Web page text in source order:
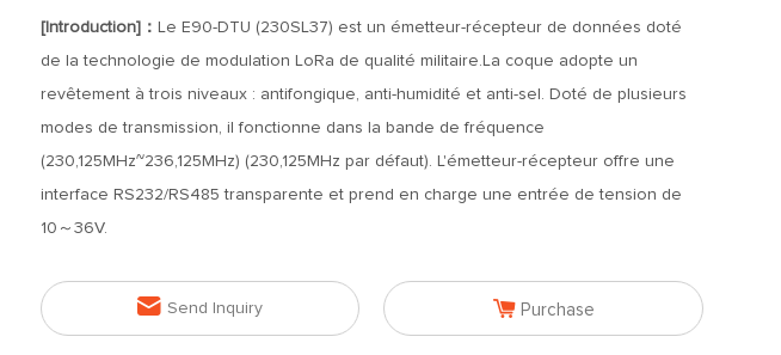
[Introduction]： Le E90-DTU (230SL37) est un émetteur-récepteur de données doté
de la technologie de modulation LoRa de qualité militaire.La coque adopte un
revêtement à trois niveaux : antifongique, anti-humidité et anti-sel. Doté de plusieurs
modes de transmission, il fonctionne dans la bande de fréquence
(230,125MHz~236,125MHz) (230,125MHz par défaut). L'émetteur-récepteur offre une
interface RS232/RS485 transparente et prend en charge une entrée de tension de
10～36V.
 Send Inquiry  Purchase